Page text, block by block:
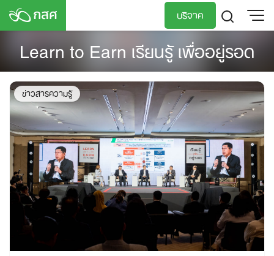
Skip
บริจาค
TH
EN
Learn to Earn เรียนรู้ เพื่ออยู่รอด
ข่าวสารความรู้